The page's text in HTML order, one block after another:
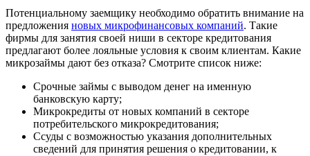
Потенциальному заемщику необходимо обратить внимание на
предложения новых микрофинансовых компаний. Такие
фирмы для занятия своей ниши в секторе кредитования
предлагают более лояльные условия к своим клиентам. Какие
микрозаймы дают без отказа? Смотрите список ниже:
Срочные займы с выводом денег на именную
банковскую карту;
Микрокредиты от новых компаний в секторе
потребительского микрокредитования;
Ссуды с возможностью указания дополнительных
сведений для принятия решения о кредитовании, к